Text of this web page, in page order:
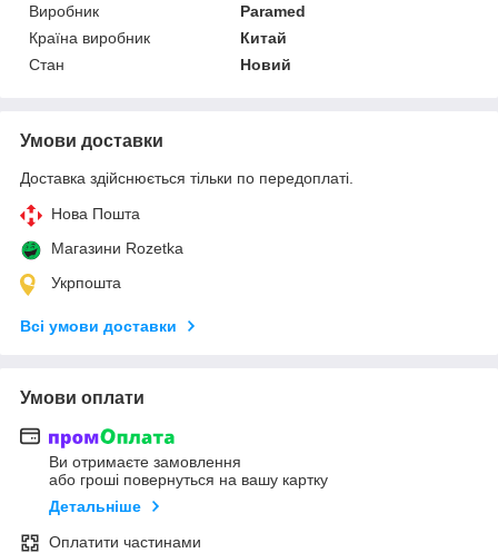
Виробник
Paramed
Країна виробник
Китай
Стан
Новий
Умови доставки
Доставка здійснюється тільки по передоплаті.
Нова Пошта
Магазини Rozetka
Укрпошта
Всі умови доставки
Умови оплати
Ви отримаєте замовлення
або гроші повернуться на вашу картку
Детальніше
Оплатити частинами